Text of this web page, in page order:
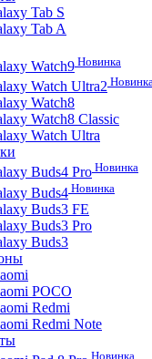
Tab S
Tab A
Watch9 Новинка
Watch Ultra2 Новинка
Watch8
Watch8 Classic
Watch Ultra
Buds4 Pro Новинка
Buds4 Новинка
Buds3 FE
Buds3 Pro
Buds3
POCO
Redmi
Redmi Note
Новинка